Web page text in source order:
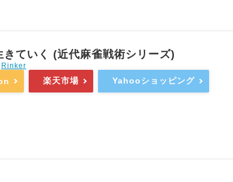
きていく (近代麻雀戦術シリーズ)
Rinker
楽天市場 Yahooショッピング